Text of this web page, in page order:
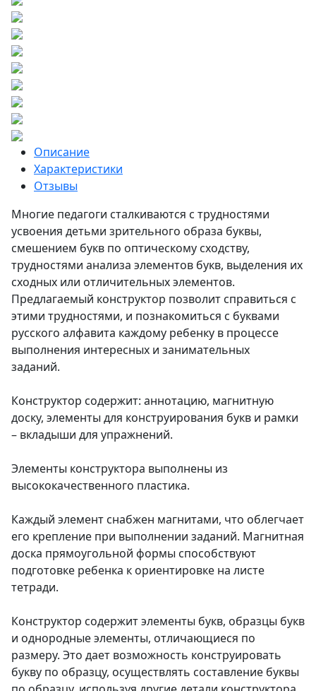
Описание
Характеристики
Отзывы
Многие педагоги сталкиваются с трудностями
усвоения детьми зрительного образа буквы,
смешением букв по оптическому сходству,
трудностями анализа элементов букв, выделения их
сходных или отличительных элементов.
Предлагаемый конструктор позволит справиться с
этими трудностями, и познакомиться с буквами
русского алфавита каждому ребенку в процессе
выполнения интересных и занимательных
заданий.
Конструктор содержит: аннотацию, магнитную
доску, элементы для конструирования букв и рамки
– вкладыши для упражнений.
Элементы конструктора выполнены из
высококачественного пластика.
Каждый элемент снабжен магнитами, что облегчает
его крепление при выполнении заданий. Магнитная
доска прямоугольной формы способствуют
подготовке ребенка к ориентировке на листе
тетради.
Конструктор содержит элементы букв, образцы букв
и однородные элементы, отличающиеся по
размеру. Это дает возможность конструировать
букву по образцу, осуществлять составление буквы